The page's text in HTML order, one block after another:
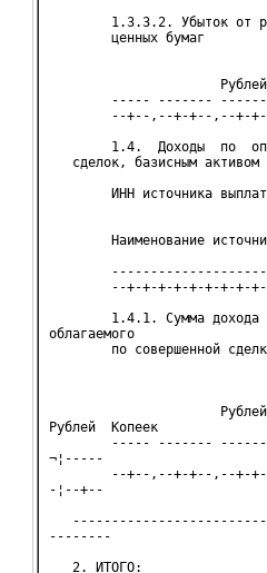
1.3.3.2. Убыток от
ценных бумаг
Рублей  Копеек
----- ------- -------
--+--,--+-+--,--+-+--¦--
1.4.  Доходы  по
сделок, базисным активом
ИНН источника
Наименование
--+-+-+-+-+-+-+-+-+-+-+-
1.4.1. Сумма дохода
облагаемого
по совершенной сделке
Рублей  Копеек
Рублей  Копеек
----- ------- -------
¬¦-----
--+--,--+-+--,--+-+--¦--
-¦--+--
--------
2. ИТОГО: